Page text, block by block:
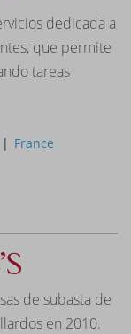
dedicada a
que permite
tareas
France
de subasta de
en 2010.